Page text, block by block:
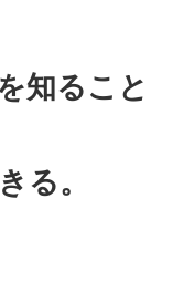
知ること
る。